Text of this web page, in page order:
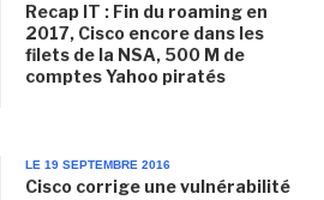
Recap IT : Fin du roaming en
2017, Cisco encore dans les
filets de la NSA, 500 M de
comptes Yahoo piratés
LE 19 SEPTEMBRE 2016
Cisco corrige une vulnérabilité